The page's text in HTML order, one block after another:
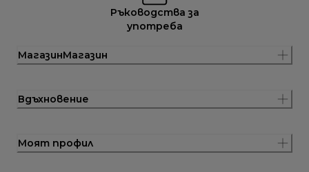
Ръководства за
употреба
МагазинМагазин
Вдъхновение
Моят профил